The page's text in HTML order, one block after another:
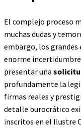
El complejo proceso
muchas dudas y
embargo, los grandes
enorme
presentar una
profundamente la
firmas reales y
detalle burocrático
inscritos en el Ilustre